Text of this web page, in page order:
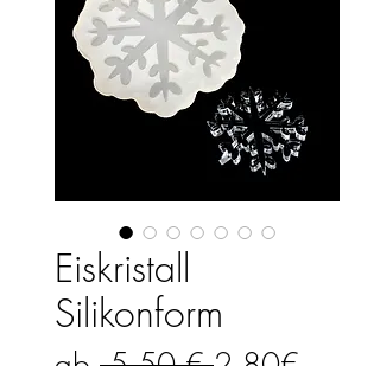
Eiskristall
Silikonform